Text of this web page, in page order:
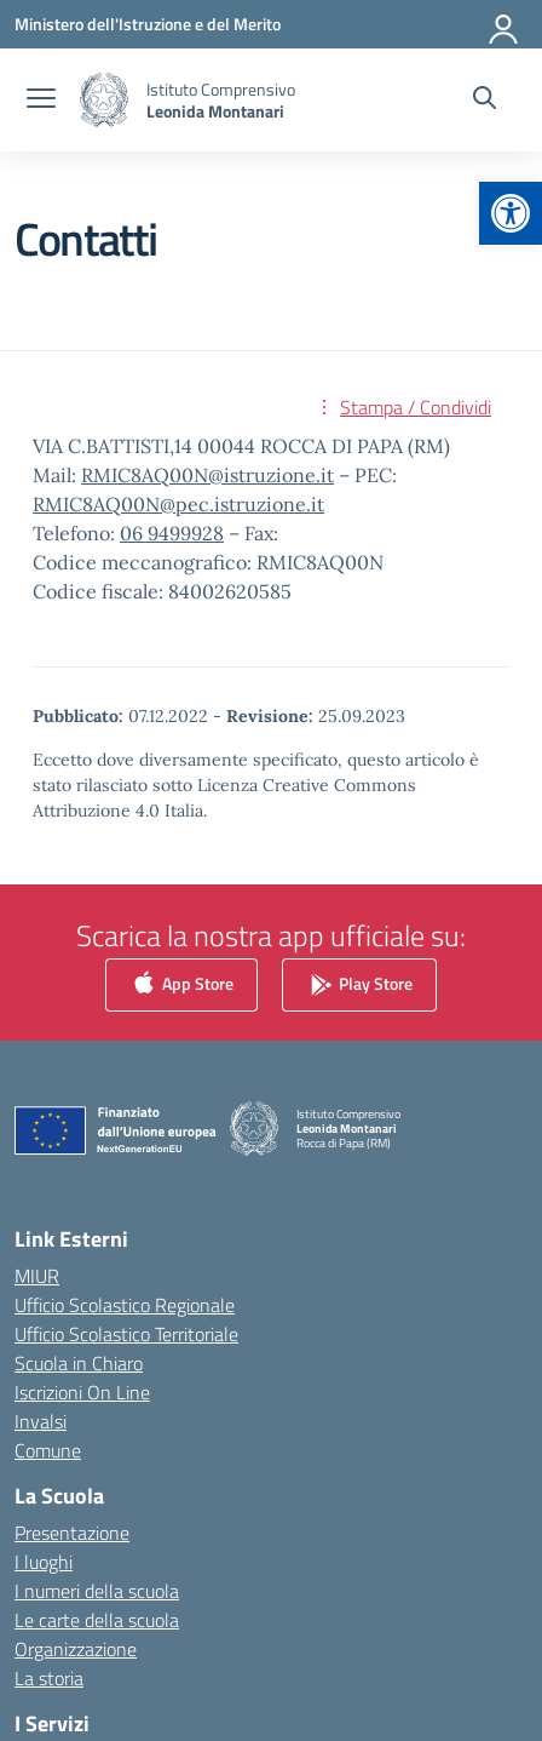
Vai ai contenuti
Vai al menu di navigazione
Vai al footer
Ministero dell'Istruzione e del Merito
Istituto Comprensivo
Leonida Montanari
Contatti
Stampa / Condividi
VIA C.BATTISTI,14 00044 ROCCA DI PAPA (RM)
Mail: RMIC8AQ00N@istruzione.it – PEC:
RMIC8AQ00N@pec.istruzione.it
Telefono: 06 9499928 – Fax:
Codice meccanografico: RMIC8AQ00N
Codice fiscale: 84002620585
Pubblicato: 07.12.2022 - Revisione: 25.09.2023
Eccetto dove diversamente specificato, questo articolo è
stato rilasciato sotto Licenza Creative Commons
Attribuzione 4.0 Italia.
Scarica la nostra app ufficiale su:
App Store Play Store
Istituto Comprensivo
Leonida Montanari
Rocca di Papa (RM)
— Visita la pagina iniziale della scuola
Link Esterni
MIUR
Ufficio Scolastico Regionale
Ufficio Scolastico Territoriale
Scuola in Chiaro
Iscrizioni On Line
Invalsi
Comune
La Scuola
Presentazione
I luoghi
I numeri della scuola
Le carte della scuola
Organizzazione
La storia
I Servizi